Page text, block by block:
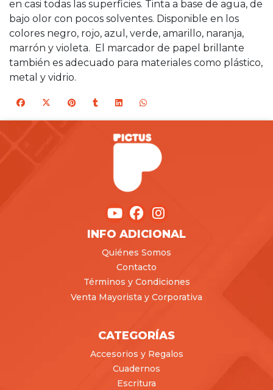
en casi todas las superficies. Tinta a base de agua, de
bajo olor con pocos solventes. Disponible en los
colores negro, rojo, azul, verde, amarillo, naranja,
marrón y violeta. El marcador de papel brillante
también es adecuado para materiales como plástico,
metal y vidrio.
INFO ADICIONAL
Quiénes Somos
Contacto
Términos y Condiciones
Venta Mayorista y Corporativa
CATEGORÍAS
Accesorios y Regalos
Cuadernos
Escritura